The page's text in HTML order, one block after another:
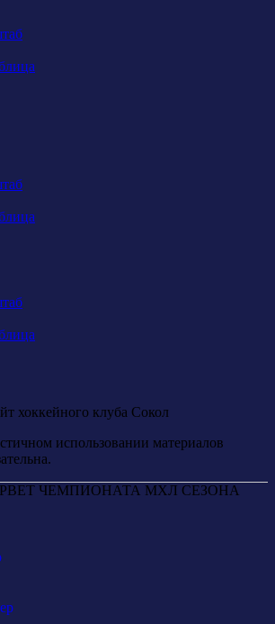
хоккейного клуба Сокол
использовании материалов
ЧЕМПИОНАТА МХЛ СЕЗОНА